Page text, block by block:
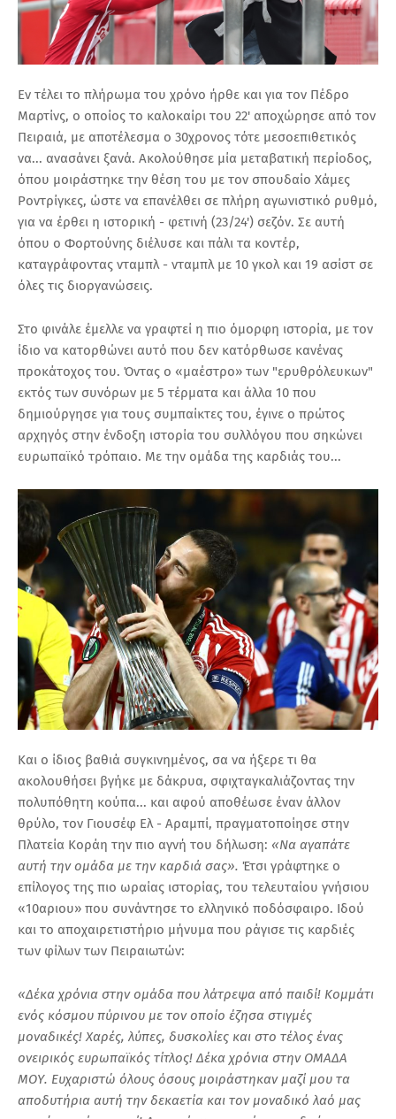
Εν τέλει το πλήρωμα του χρόνο ήρθε και για τον Πέδρο
Μαρτίνς, ο οποίος το καλοκαίρι του 22' αποχώρησε από τον
Πειραιά, με αποτέλεσμα ο 30χρονος τότε μεσοεπιθετικός
να... ανασάνει ξανά. Ακολούθησε μία μεταβατική περίοδος,
όπου μοιράστηκε την θέση του με τον σπουδαίο Χάμες
Ροντρίγκες, ώστε να επανέλθει σε πλήρη αγωνιστικό ρυθμό,
για να έρθει η ιστορική - φετινή (23/24') σεζόν. Σε αυτή
όπου ο Φορτούνης διέλυσε και πάλι τα κοντέρ,
καταγράφοντας νταμπλ - νταμπλ με 10 γκολ και 19 ασίστ σε
όλες τις διοργανώσεις.
Στο φινάλε έμελλε να γραφτεί η πιο όμορφη ιστορία, με τον
ίδιο να κατορθώνει αυτό που δεν κατόρθωσε κανένας
προκάτοχος του. Όντας ο «μαέστρο» των "ερυθρόλευκων"
εκτός των συνόρων με 5 τέρματα και άλλα 10 που
δημιούργησε για τους συμπαίκτες του, έγινε ο πρώτος
αρχηγός στην ένδοξη ιστορία του συλλόγου που σηκώνει
ευρωπαϊκό τρόπαιο. Με την ομάδα της καρδιάς του...
Και ο ίδιος βαθιά συγκινημένος, σα να ήξερε τι θα
ακολουθήσει βγήκε με δάκρυα, σφιχταγκαλιάζοντας την
πολυπόθητη κούπα... και αφού αποθέωσε έναν άλλον
θρύλο, τον Γιουσέφ Ελ - Αραμπί, πραγματοποίησε στην
Πλατεία Κοράη την πιο αγνή του δήλωση: «Να αγαπάτε
αυτή την ομάδα με την καρδιά σας». Έτσι γράφτηκε ο
επίλογος της πιο ωραίας ιστορίας, του τελευταίου γνήσιου
«10αριου» που συνάντησε το ελληνικό ποδόσφαιρο. Ιδού
και το αποχαιρετιστήριο μήνυμα που ράγισε τις καρδιές
των φίλων των Πειραιωτών:
«Δέκα χρόνια στην ομάδα που λάτρεψα από παιδί! Κομμάτι
ενός κόσμου πύρινου με τον οποίο έζησα στιγμές
μοναδικές! Χαρές, λύπες, δυσκολίες και στο τέλος ένας
ονειρικός ευρωπαϊκός τίτλος!Δέκα χρόνια στην ΟΜΑΔΑ
ΜΟΥ. Ευχαριστώ όλους όσους μοιράστηκαν μαζί μου τα
αποδυτήρια αυτή την δεκαετία και τον μοναδικό λαό μας